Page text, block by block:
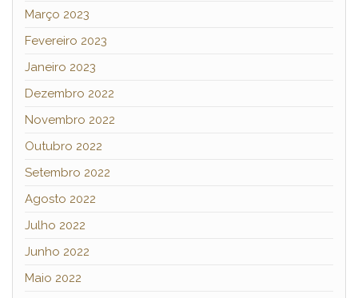
Março 2023
Fevereiro 2023
Janeiro 2023
Dezembro 2022
Novembro 2022
Outubro 2022
Setembro 2022
Agosto 2022
Julho 2022
Junho 2022
Maio 2022